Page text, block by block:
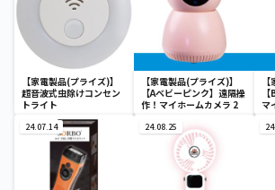
【家電製品(プライズ)】
超音波式虫除けコンセン
トライト
【家電製品(プライズ)】
【Aベビーピンク】遠隔操
作！マイホームカメラ 2
マ
24.07.14 24.08.25